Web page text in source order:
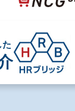
た